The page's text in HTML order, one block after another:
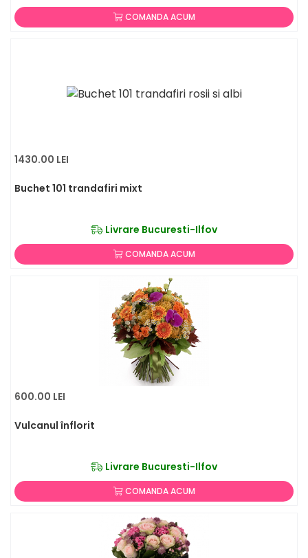
COMANDA ACUM
1430.00 LEI
Buchet 101 trandafiri mixt
Livrare Bucuresti-Ilfov
COMANDA ACUM
600.00 LEI
Vulcanul înflorit
Livrare Bucuresti-Ilfov
COMANDA ACUM